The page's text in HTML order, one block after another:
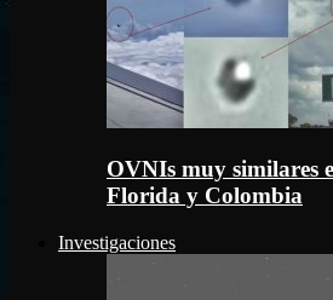
OVNIs muy similares
Florida y Colombia
Investigaciones